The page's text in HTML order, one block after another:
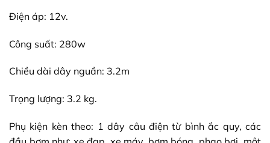
Điện áp: 12v.
Công suất: 280w
Chiều dài dây nguần: 3.2m
Trọng lượng: 3.2 kg.
Phụ kiện kèn theo: 1 dây câu điện từ bình ắc quy, các